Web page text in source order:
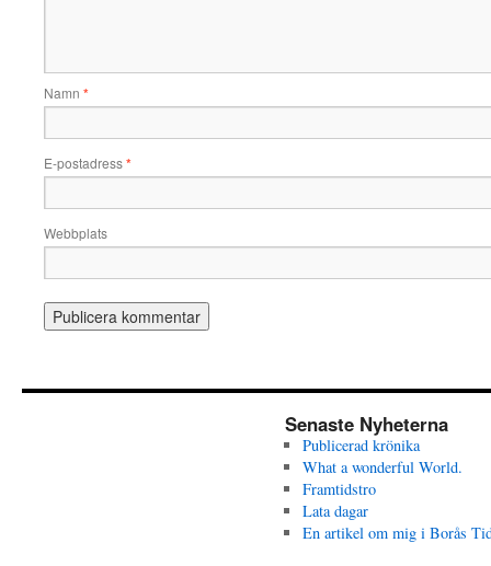
Namn *
E-postadress*
Webbplats
Senaste Nyheterna
Publicerad krönika
What a wonderful World.
Framtidstro
Lata dagar
En artikel om mig i Borås